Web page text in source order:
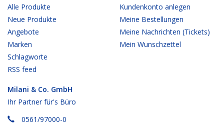
Alle Produkte
Neue Produkte
Angebote
Marken
Schlagworte
RSS feed
Kundenkonto anlegen
Meine Bestellungen
Meine Nachrichten (Tickets)
Mein Wunschzettel
Milani & Co. GmbH
Ihr Partner für's Büro
0561/97000-0